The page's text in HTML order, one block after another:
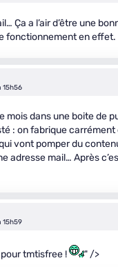
Ça a l’air d’être une
fonctionnement en effet.
15h56
mois dans une boite de
: on fabrique
vont pomper du
adresse mail… Après
15h59
tmtisfree ! " />